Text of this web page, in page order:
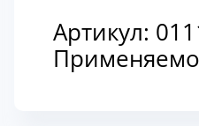
Артикул: